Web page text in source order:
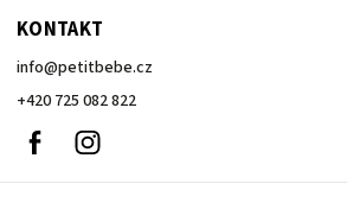
KONTAKT
info@petitbebe.cz
+420 725 082 822
Facebook